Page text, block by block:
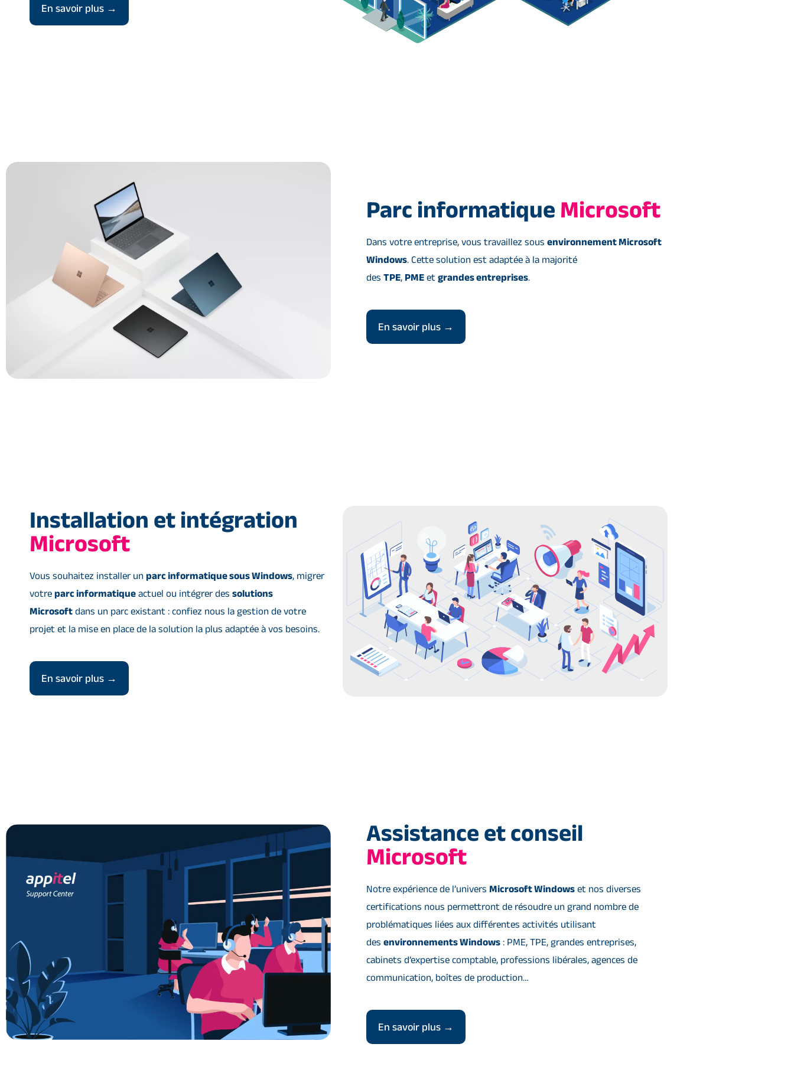
En savoir plus →
Parc informatique Microsoft
Dans votre entreprise, vous travaillez sous environnement Microsoft
Windows. Cette solution est adaptée à la majorité
des TPE, PME et grandes entreprises.
En savoir plus →
Installation et intégration
Microsoft
Vous souhaitez installer un parc informatique sous Windows, migrer
votre parc informatique actuel ou intégrer des solutions
Microsoft dans un parc existant : confiez nous la gestion de votre
projet et la mise en place de la solution la plus adaptée à vos besoins.
En savoir plus →
Assistance et conseil
Microsoft
Notre expérience de l’univers Microsoft Windows et nos diverses
certifications nous permettront de résoudre un grand nombre de
problématiques liées aux différentes activités utilisant
des environnements Windows : PME, TPE, grandes entreprises,
cabinets d’expertise comptable, professions libérales, agences de
communication, boîtes de production…
En savoir plus →